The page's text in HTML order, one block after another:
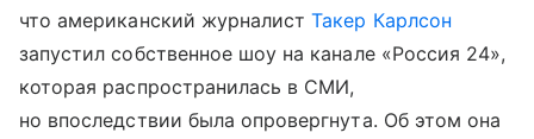
что американский журналистТакер Карлсон
запустил собственное шоу на канале «Россия 24»,
которая распространилась в СМИ,
но впоследствии была опровергнута. Об этом она